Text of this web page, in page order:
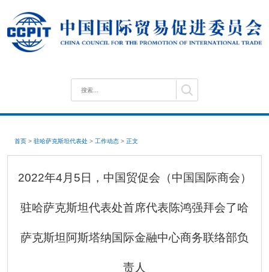
首页 > 驻哈萨克斯坦代表处 > 工作动态 > 正文
2022年4月5日，中国贸促会（中国国际商会）
驻哈萨克斯坦代表处首席代表陈鸿强拜会了哈
萨克斯坦阿斯塔纳国际金融中心商务联络部负
责人